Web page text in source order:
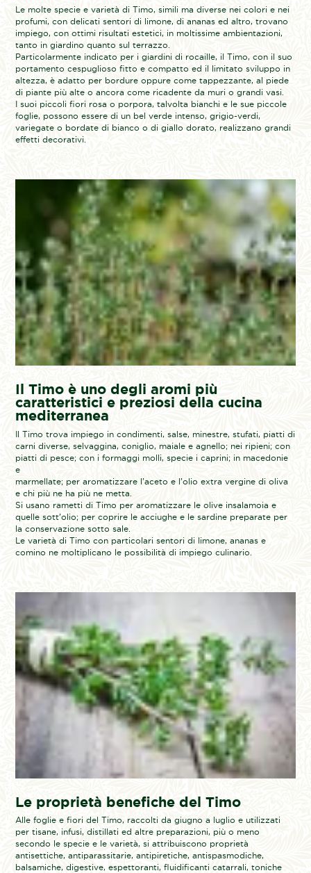
Le molte specie e varietà di Timo, simili ma diverse nei colori e nei
profumi, con delicati sentori di limone, di ananas ed altro, trovano
impiego, con ottimi risultati estetici, in moltissime ambientazioni,
tanto in giardino quanto sul terrazzo.
Particolarmente indicato per i giardini di rocaille, il Timo, con il suo
portamento cespuglioso fitto e compatto ed il limitato sviluppo in
altezza, è adatto per bordure oppure come tappezzante, al piede
di piante più alte o ancora come ricadente da muri o grandi vasi.
I suoi piccoli fiori rosa o porpora, talvolta bianchi e le sue piccole
foglie, possono essere di un bel verde intenso, grigio-verdi,
variegate o bordate di bianco o di giallo dorato, realizzano grandi
effetti decorativi.
Il Timo è uno degli aromi più
caratteristici e preziosi della cucina
mediterranea
Il Timo trova impiego in condimenti, salse, minestre, stufati, piatti di
carni diverse, selvaggina, coniglio, maiale e agnello; nei ripieni; con
piatti di pesce; con i formaggi molli, specie i caprini; in macedonie
e
marmellate; per aromatizzare l’aceto e l’olio extra vergine di oliva
e chi più ne ha più ne metta.
Si usano rametti di Timo per aromatizzare le olive insalamoia e
quelle sott’olio; per coprire le acciughe e le sardine preparate per
la conservazione sotto sale.
Le varietà di Timo con particolari sentori di limone, ananas e
comino ne moltiplicano le possibilità di impiego culinario.
Le proprietà benefiche del Timo
Alle foglie e fiori del Timo, raccolti da giugno a luglio e utilizzati
per tisane, infusi, distillati ed altre preparazioni, più o meno
secondo le specie e le varietà, si attribuiscono proprietà
antisettiche, antiparassitarie, antipiretiche, antispasmodiche,
balsamiche, digestive, espettoranti, fluidificanti catarrali, toniche